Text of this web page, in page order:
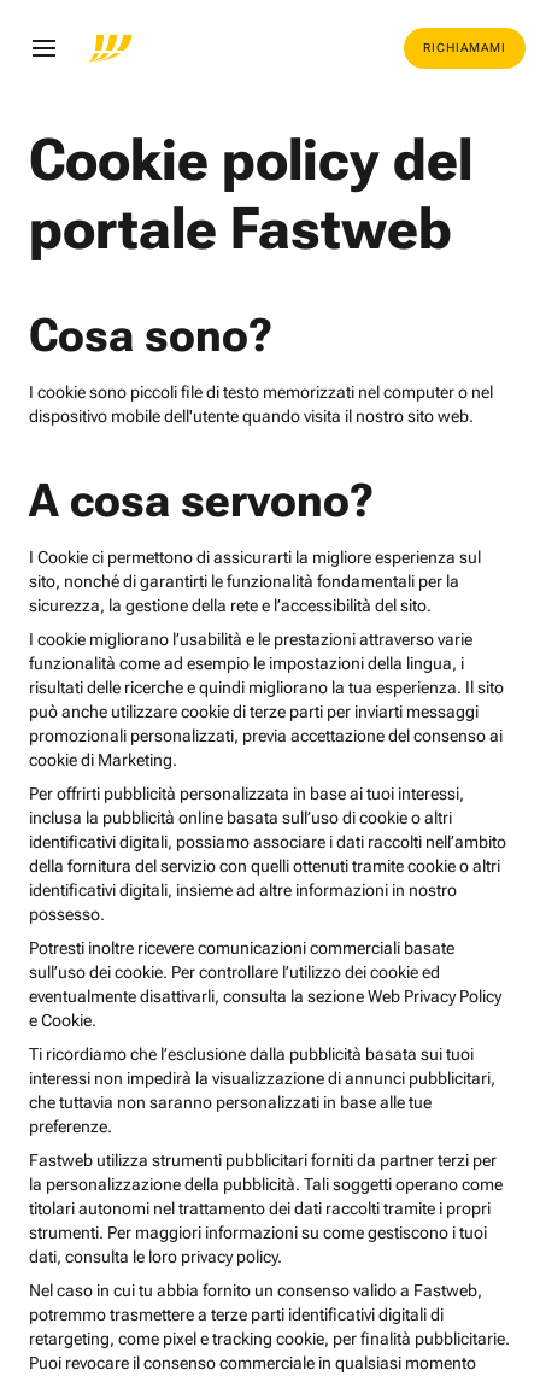
RICHIAMAMI
Cookie policy del
portale Fastweb
Cosa sono?
I cookie sono piccoli file di testo memorizzati nel computer o nel
dispositivo mobile dell'utente quando visita il nostro sito web.
A cosa servono?
I Cookie ci permettono di assicurarti la migliore esperienza sul
sito, nonché di garantirti le funzionalità fondamentali per la
sicurezza, la gestione della rete e l’accessibilità del sito.
I cookie migliorano l’usabilità e le prestazioni attraverso varie
funzionalità come ad esempio le impostazioni della lingua, i
risultati delle ricerche e quindi migliorano la tua esperienza. Il sito
può anche utilizzare cookie di terze parti per inviarti messaggi
promozionali personalizzati, previa accettazione del consenso ai
cookie di Marketing.
Per offrirti pubblicità personalizzata in base ai tuoi interessi,
inclusa la pubblicità online basata sull’uso di cookie o altri
identificativi digitali, possiamo associare i dati raccolti nell’ambito
della fornitura del servizio con quelli ottenuti tramite cookie o altri
identificativi digitali, insieme ad altre informazioni in nostro
possesso.
Potresti inoltre ricevere comunicazioni commerciali basate
sull’uso dei cookie. Per controllare l’utilizzo dei cookie ed
eventualmente disattivarli, consulta la sezione Web Privacy Policy
e Cookie.
Ti ricordiamo che l’esclusione dalla pubblicità basata sui tuoi
interessi non impedirà la visualizzazione di annunci pubblicitari,
che tuttavia non saranno personalizzati in base alle tue
preferenze.
Fastweb utilizza strumenti pubblicitari forniti da partner terzi per
la personalizzazione della pubblicità. Tali soggetti operano come
titolari autonomi nel trattamento dei dati raccolti tramite i propri
strumenti. Per maggiori informazioni su come gestiscono i tuoi
dati, consulta le loro privacy policy.
Nel caso in cui tu abbia fornito un consenso valido a Fastweb,
potremmo trasmettere a terze parti identificativi digitali di
retargeting, come pixel e tracking cookie, per finalità pubblicitarie.
Puoi revocare il consenso commerciale in qualsiasi momento